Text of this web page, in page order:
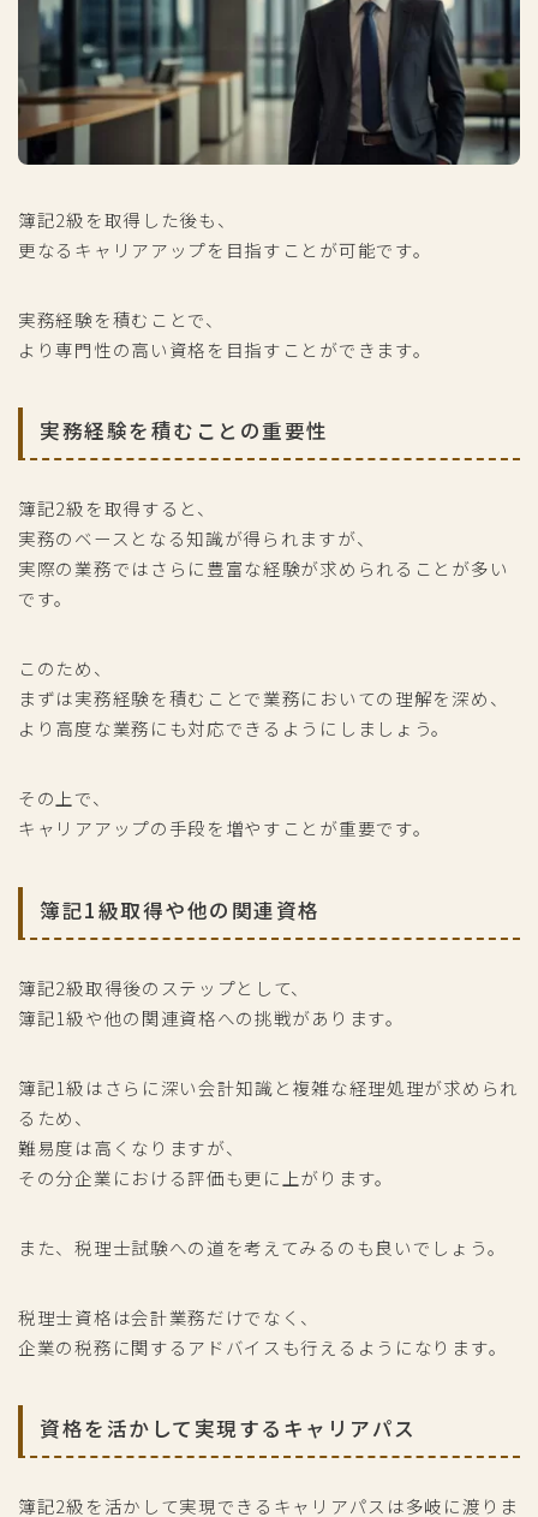
簿記2級を取得した後も、
更なるキャリアアップを目指すことが可能です。
実務経験を積むことで、
より専門性の高い資格を目指すことができます。
実務経験を積むことの重要性
簿記2級を取得すると、
実務のベースとなる知識が得られますが、
実際の業務ではさらに豊富な経験が求められることが多い
です。
このため、
まずは実務経験を積むことで業務においての理解を深め、
より高度な業務にも対応できるようにしましょう。
その上で、
キャリアアップの手段を増やすことが重要です。
簿記1級取得や他の関連資格
簿記2級取得後のステップとして、
簿記1級や他の関連資格への挑戦があります。
簿記1級はさらに深い会計知識と複雑な経理処理が求められ
るため、
難易度は高くなりますが、
その分企業における評価も更に上がります。
また、税理士試験への道を考えてみるのも良いでしょう。
税理士資格は会計業務だけでなく、
企業の税務に関するアドバイスも行えるようになります。
資格を活かして実現するキャリアパス
簿記2級を活かして実現できるキャリアパスは多岐に渡りま